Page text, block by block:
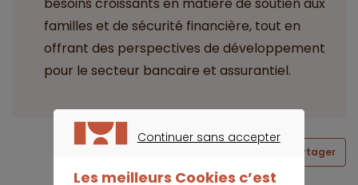
familles et de sécurité financière, tout en
offrant des perspectives de développement
pour le secteur bancaire et assurantiel.
Partager
Continuer sans accepter
Les meilleurs Cookies c’est